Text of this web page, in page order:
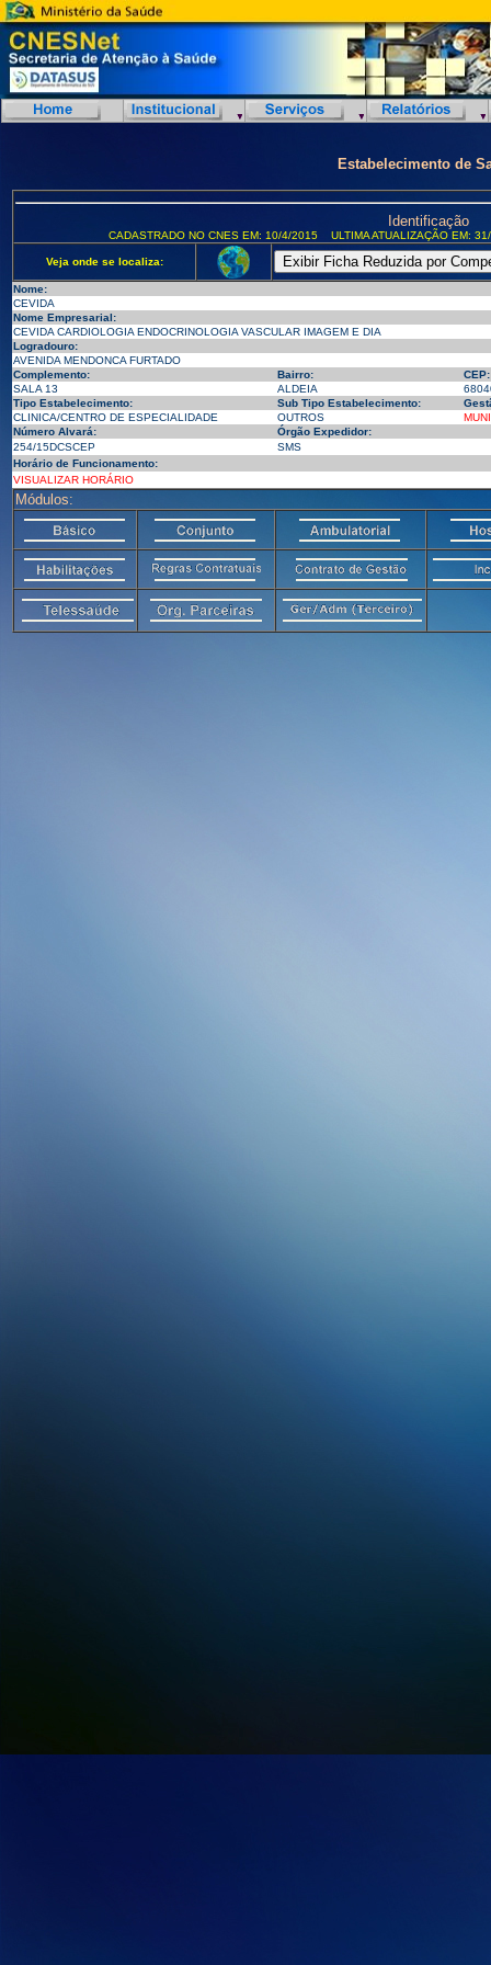
Estabelecimento de
Identificação
CADASTRADO NO CNES EM: 10/4/2015 ULTIMA ATUALIZAÇÃO EM:
Veja onde se localiza:
Nome:
CEVIDA
Nome Empresarial:
CEVIDA CARDIOLOGIA ENDOCRINOLOGIA VASCULAR IMAGEM E DIA
Logradouro:
AVENIDA MENDONCA FURTADO
Complemento:
Bairro:
CEP:
SALA 13
ALDEIA
Tipo Estabelecimento:
Sub Tipo Estabelecimento:
CLINICA/CENTRO DE ESPECIALIDADE
OUTROS
Número Alvará:
Órgão Expedidor:
254/15DCSCEP
SMS
Horário de Funcionamento:
VISUALIZAR HORÁRIO
Módulos: